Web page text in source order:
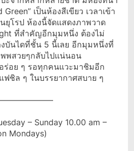
เป็นห้องสีเขียว เวลาเข้า
ยุโรป ห้องนี้จัดแสดงภาพวาด
ที่สำคัญอีกมุมหนึ่ง ต้องไม่
บันไดที่ชั้น 5 นี้เลย อีกมุมหนึ่งที่
พสวยๆกลับไปแน่นอน
ร่อย ๆ รอทุกคนแวะมาชิมอีก
ฟชิล ๆ ในบรรยากาศสบาย ๆ
– Sunday 10.00 am –
Mondays)